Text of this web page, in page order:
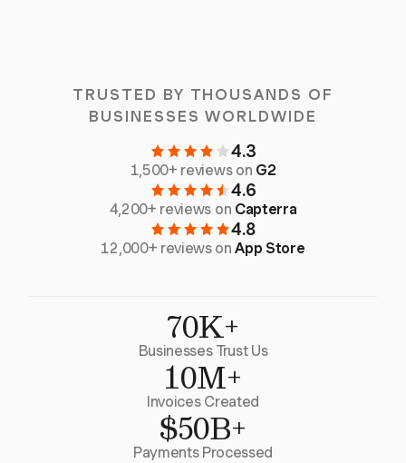
TRUSTED BY THOUSANDS OF
BUSINESSES WORLDWIDE
4.3
1,500+ reviews on G2
4.6
4,200+ reviews on Capterra
4.8
12,000+ reviews onApp Store
70K+
Businesses Trust Us
10M+
Invoices Created
$50B+
Payments Processed